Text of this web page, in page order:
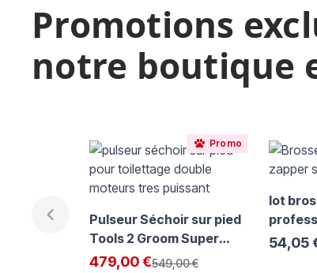
Promotions
notre boutique
Il est possible de naviguer entre les éléments du
Cliquer pour passer le carrousel
Cliquer pour accéder à la navigation en carrousel
Promo
Pulseur Séchoir sur pied
Tools 2 Groom Super
Paw-R
Exclu Web
479,00 €Prix normal
549,00 €
lot
Activet
54,05